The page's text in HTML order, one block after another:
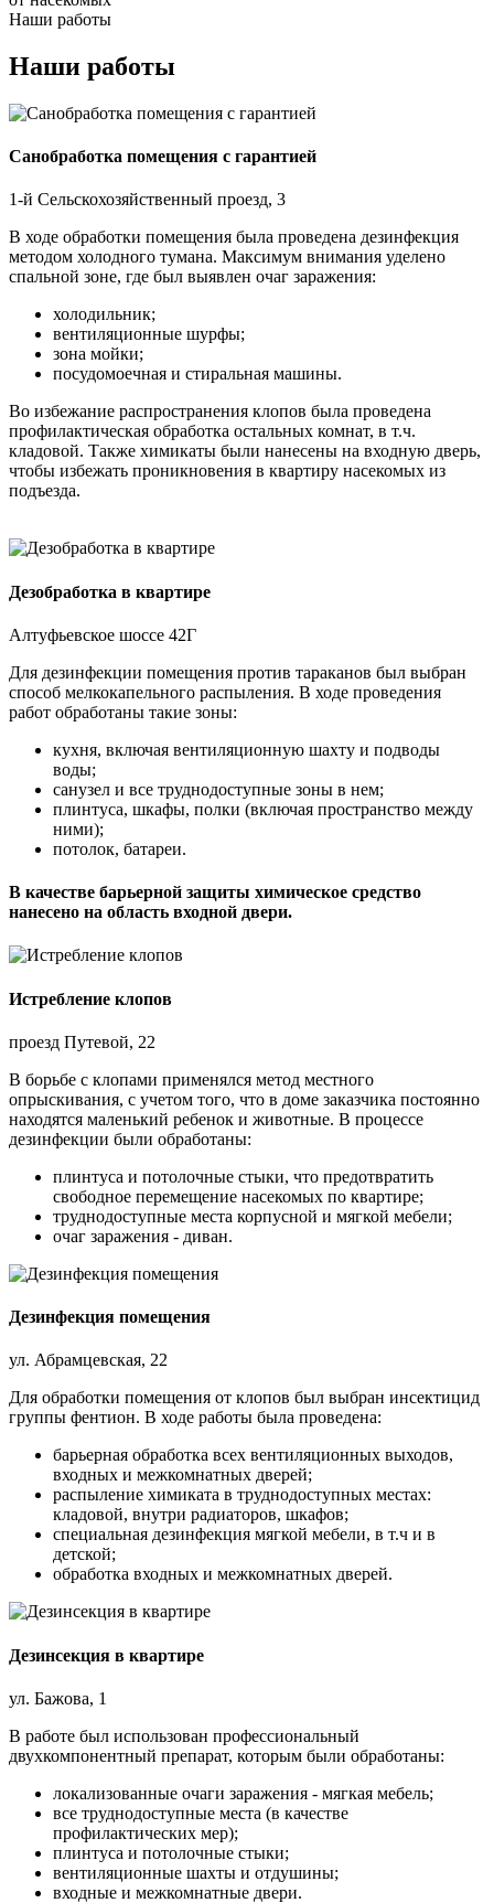
Наши работы
Наши работы
Санобработка помещения с гарантией
1-й Сельскохозяйственный проезд, 3
В ходе обработки помещения была проведена дезинфекция
методом холодного тумана. Максимум внимания уделено
спальной зоне, где был выявлен очаг заражения:
холодильник;
вентиляционные шурфы;
зона мойки;
посудомоечная и стиральная машины.
Во избежание распространения клопов была проведена
профилактическая обработка остальных комнат, в т.ч.
кладовой. Также химикаты были нанесены на входную дверь,
чтобы избежать проникновения в квартиру насекомых из
подъезда.
Дезобработка в квартире
Алтуфьевское шоссе 42Г
Для дезинфекции помещения против тараканов был выбран
способ мелкокапельного распыления. В ходе проведения
работ обработаны такие зоны:
кухня, включая вентиляционную шахту и подводы
воды;
санузел и все труднодоступные зоны в нем;
плинтуса, шкафы, полки (включая пространство между
ними);
потолок, батареи.
В качестве барьерной защиты химическое средство
нанесено на область входной двери.
Истребление клопов
проезд Путевой, 22
В борьбе с клопами применялся метод местного
опрыскивания, с учетом того, что в доме заказчика постоянно
находятся маленький ребенок и животные. В процессе
дезинфекции были обработаны:
плинтуса и потолочные стыки, что предотвратить
свободное перемещение насекомых по квартире;
труднодоступные места корпусной и мягкой мебели;
очаг заражения - диван.
Дезинфекция помещения
ул. Абрамцевская, 22
Для обработки помещения от клопов был выбран инсектицид
группы фентион. В ходе работы была проведена:
барьерная обработка всех вентиляционных выходов,
входных и межкомнатных дверей;
распыление химиката в труднодоступных местах:
кладовой, внутри радиаторов, шкафов;
специальная дезинфекция мягкой мебели, в т.ч и в
детской;
обработка входных и межкомнатных дверей.
Дезинсекция в квартире
ул. Бажова, 1
В работе был использован профессиональный
двухкомпонентный препарат, которым были обработаны:
локализованные очаги заражения - мягкая мебель;
все труднодоступные места (в качестве
профилактических мер);
плинтуса и потолочные стыки;
вентиляционные шахты и отдушины;
входные и межкомнатные двери.